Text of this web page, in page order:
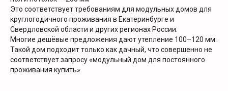
Это соответствует требованиям для модульных домов для
круглогодичного проживания в Екатеринбурге и
Свердловской области и других регионах России.
Многие дешёвые предложения дают утепление 100–120 мм.
Такой дом подходит только как дачный, что совершенно не
соответствует запросу «модульный дом для постоянного
проживания купить».